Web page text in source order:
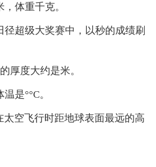
，体重千克。
径超级大奖赛中，以秒的成绩刷
厚度大约是米。
是°°C。
太空飞行时距地球表面最远的高